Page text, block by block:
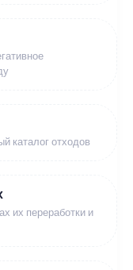
каталог отходов
их переработки и